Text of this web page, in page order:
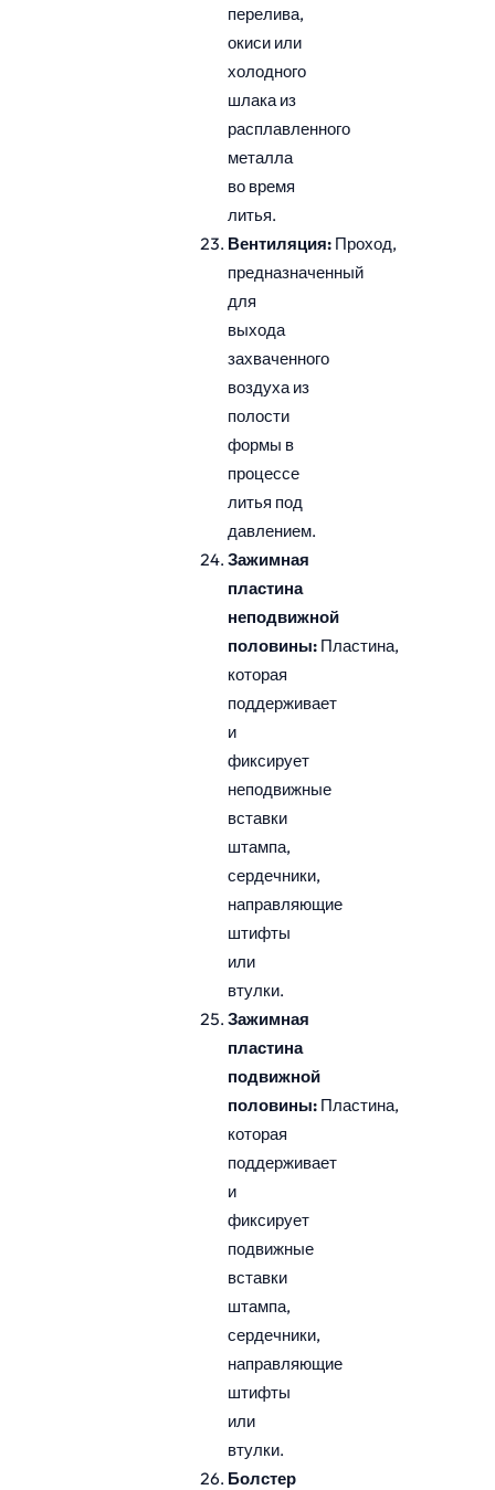
перелива,
окиси или
холодного
шлака из
расплавленного
металла
во время
литья.
Вентиляция: Проход,
предназначенный
для
выхода
захваченного
воздуха из
полости
формы в
процессе
литья под
давлением.
Зажимная
пластина
неподвижной
половины: Пластина,
которая
поддерживает
и
фиксирует
неподвижные
вставки
штампа,
сердечники,
направляющие
штифты
или
втулки.
Зажимная
пластина
подвижной
половины: Пластина,
которая
поддерживает
и
фиксирует
подвижные
вставки
штампа,
сердечники,
направляющие
штифты
или
втулки.
Болстер